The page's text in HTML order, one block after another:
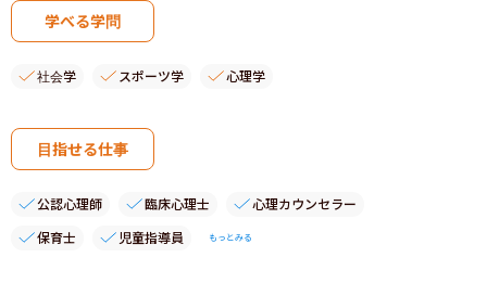
学べる学問
社会学 スポーツ学 心理学
目指せる仕事
公認心理師 臨床心理士
心理カウンセラー
保育士
児童指導員 もっとみる